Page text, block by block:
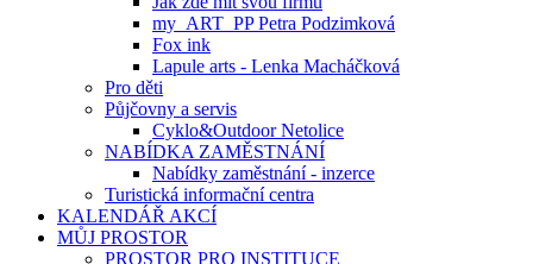
my_ART_PP Petra Podzimková
Fox ink
Lapule arts - Lenka Macháčková
Pro děti
Půjčovny a servis
Cyklo&Outdoor Netolice
NABÍDKA ZAMĚSTNÁNÍ
Nabídky zaměstnání - inzerce
Turistická informační centra
KALENDÁŘ AKCÍ
MŮJ PROSTOR
PROSTOR PRO INSTITUCE